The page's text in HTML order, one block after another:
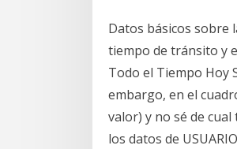
Datos básicos sobre
tiempo de tránsito y
Todo el Tiempo Hoy
embargo, en el
valor) y no sé de
los datos de